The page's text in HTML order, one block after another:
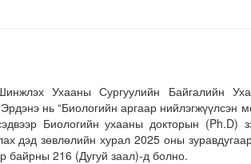
Ухааны Сургуулийн Байгалийн
нь “Биологийн аргаар нийлэгжүүлсэн
Биологийн ухааны докторын (Ph.D)
дэд зөвлөлийн хурал 2025 оны
байрны 216 (Дугуй заал)-д болно.